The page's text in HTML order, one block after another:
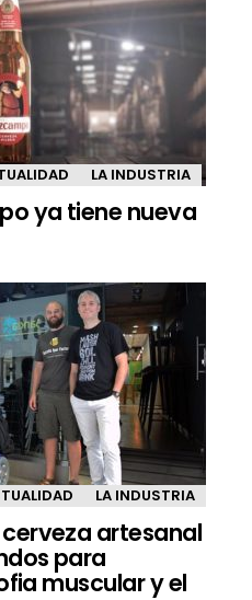
LA INDUSTRIA
ya tiene nueva
LA INDUSTRIA
artesanal
para
muscular y el